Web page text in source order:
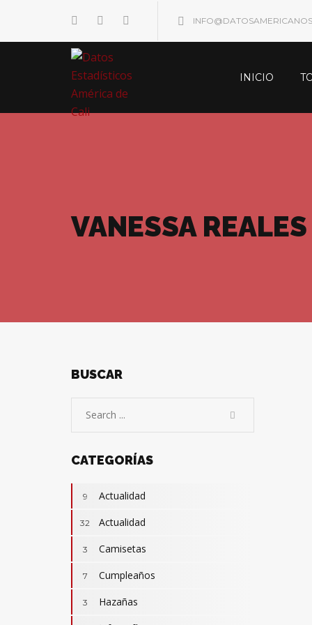
INICIO
VANESSA REALES
BUSCAR
CATEGORÍAS
9 Actualidad
32 Actualidad
3 Camisetas
7 Cumpleaños
3 Hazañas